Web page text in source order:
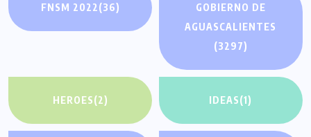
FNSM 2022(36)
GOBIERNO DE
AGUASCALIENTES
(3297)
HEROES(2) IDEAS(1)